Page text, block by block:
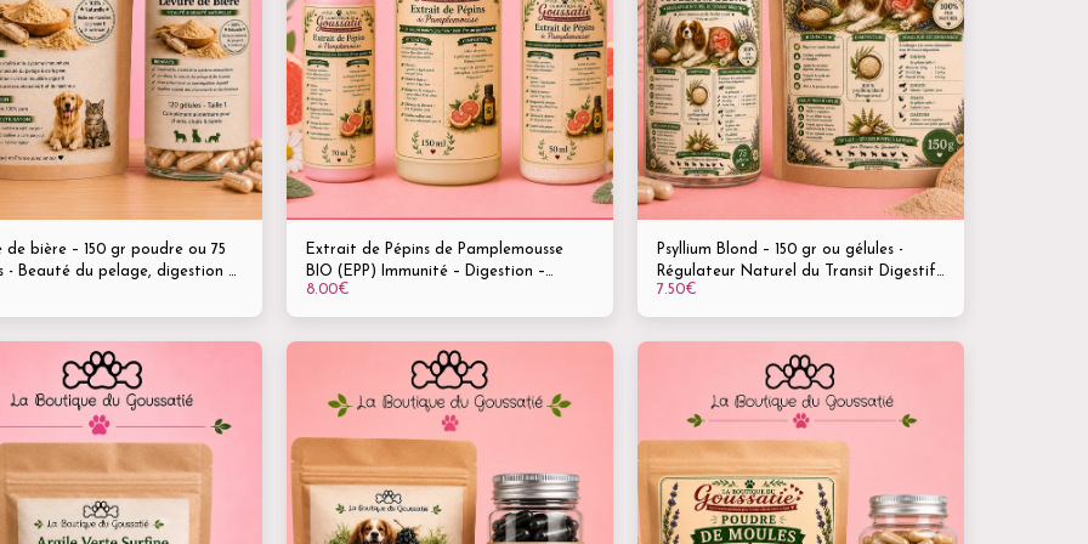
de bière – 150 gr poudre ou 75
- Beauté du pelage, digestion &
renforcée - Complément
pour animaux
Extrait de Pépins de Pamplemousse
BIO (EPP) Immunité – Digestion –
Hygiène bucco-dentaire Flacons 50 ml •
70 ml • 150 ml
8.00€
Psyllium Blond – 150 gr ou gélules -
Régulateur Naturel du Transit Digestif
– Complément naturel pour la santé
intestinale des animaux – Disponible en
7.50€